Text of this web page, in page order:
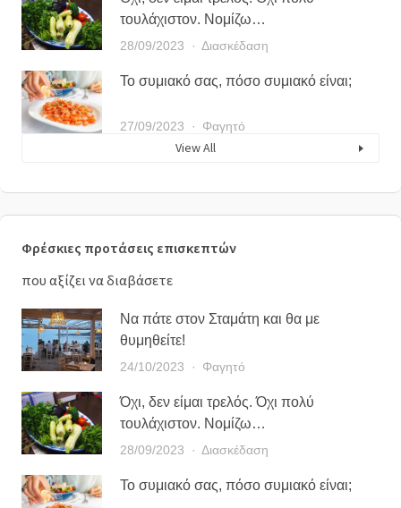
τουλάχιστον. Νομίζω…
28/09/2023 Διασκέδαση
Το συμιακό σας, πόσο συμιακό είναι;
27/09/2023 Φαγητό
View All
Φρέσκιες προτάσεις επισκεπτών
που αξίζει να διαβάσετε
Να πάτε στον Σταμάτη και θα με
θυμηθείτε!
24/10/2023 Φαγητό
Όχι, δεν είμαι τρελός. Όχι πολύ
τουλάχιστον. Νομίζω…
28/09/2023 Διασκέδαση
Το συμιακό σας, πόσο συμιακό είναι;